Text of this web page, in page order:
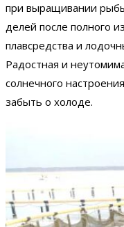
при выращивании
делей после полного
плавсредства и
Радостная и
солнечного
забыть о холоде.